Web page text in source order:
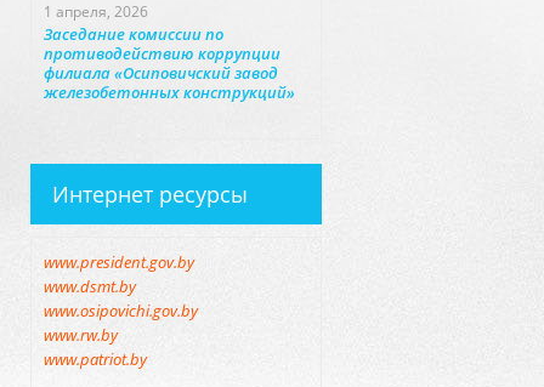
1 апреля, 2026
Заседание комиссии по
противодействию коррупции
филиала «Осиповичский завод
железобетонных конструкций»
Интернет ресурсы
www.president.gov.by
www.dsmt.by
www.osipovichi.gov.by
www.rw.by
www.patriot.by